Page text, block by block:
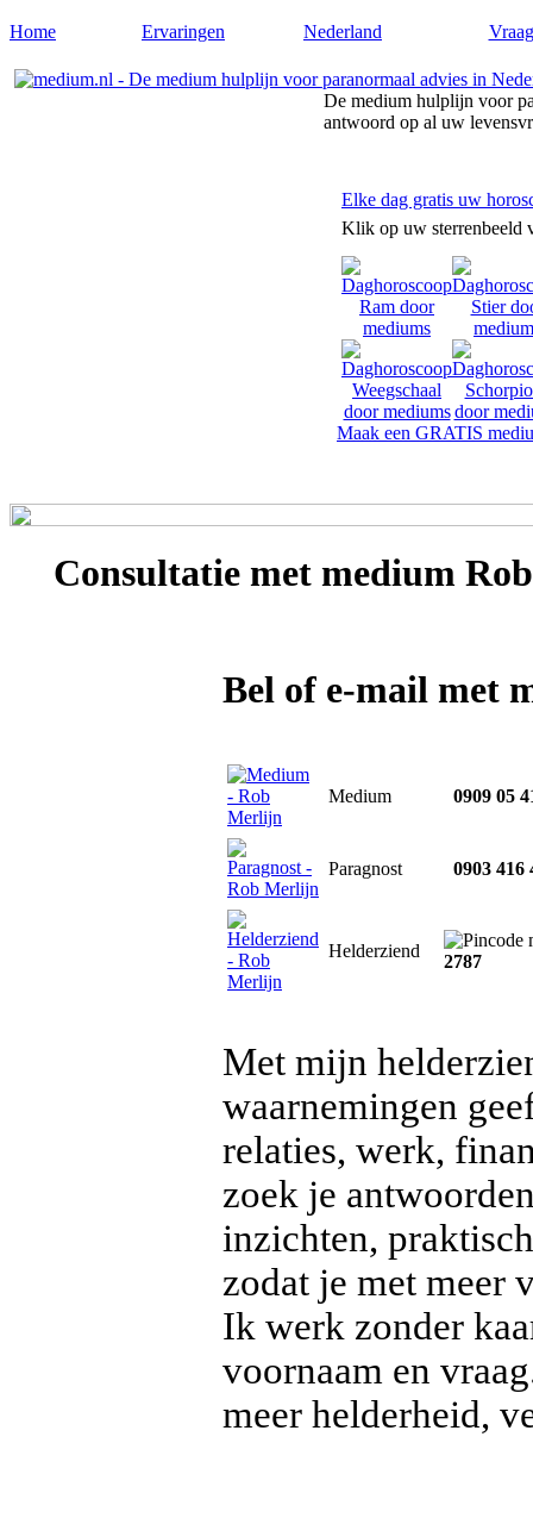
Home Ervaringen Nederland
De medium hulplijn voor
antwoord op al uw
Elke dag gratis uw
Klik op uw sterrenbeeld
Maak een GRATIS
Consultatie met medium
Bel of e-mail met
Medium 0909 05
Paragnost 0903 416
Helderziend
2787
Met mijn
waarnemingen
relaties, werk,
zoek je
inzichten,
zodat je met meer
Ik werk zonder
voornaam en
meer helderheid,